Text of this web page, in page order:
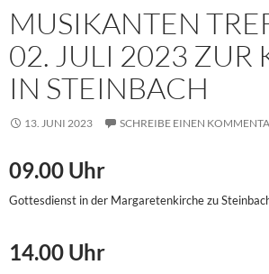
MUSIKANTEN
02. JULI 2023 ZUR
IN STEINBACH
13. JUNI 2023 SCHREIBE EINEN
09.00 Uhr
Gottesdienst in der Margaretenkirche zu
14.00 Uhr